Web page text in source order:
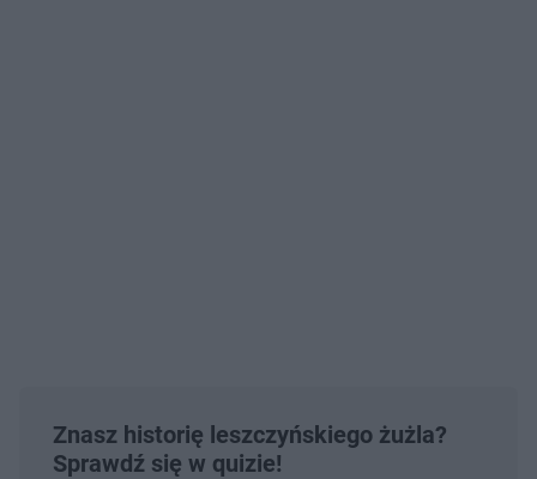
Znasz historię leszczyńskiego żużla?
Sprawdź się w quizie!